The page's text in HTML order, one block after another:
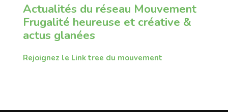
Actualités du réseau Mouvement
Frugalité heureuse et créative &
actus glanées
Rejoignez le Link tree du mouvement